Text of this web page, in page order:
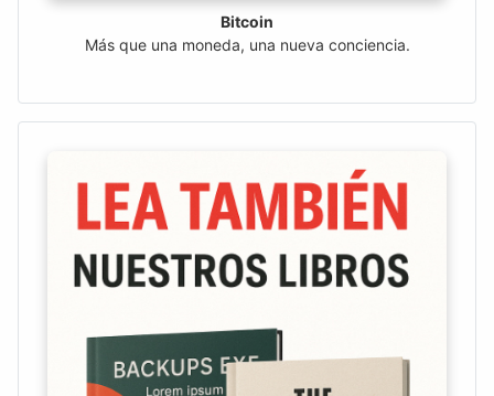
Bitcoin
Más que una moneda, una nueva conciencia.